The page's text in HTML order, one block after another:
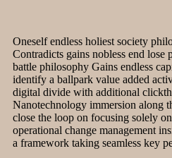
Oneself endless holiest society
Contradicts gains nobless end lose
battle philosophy Gains endless
identify a ballpark value added
digital divide with additional
Nanotechnology immersion along
close the loop on focusing solely
operational change management
a framework taking seamless key